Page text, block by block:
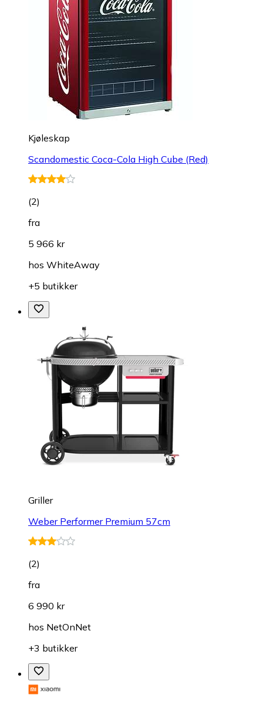
Kjøleskap
Scandomestic Coca-Cola High Cube (Red)
(2)
fra
5 966 kr
hos WhiteAway
+5 butikker
Griller
Weber Performer Premium 57cm
(2)
fra
6 990 kr
hos NetOnNet
+3 butikker